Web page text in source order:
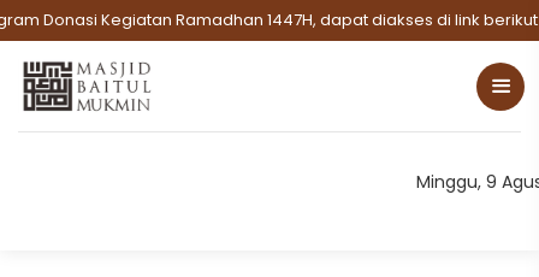
Donasi Kegiatan Ramadhan 1447H, dapat diakses di link berikut:
Minggu, 9